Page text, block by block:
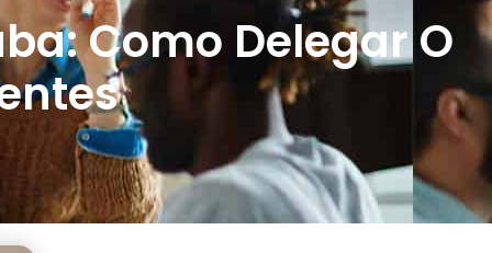
Como Delegar O